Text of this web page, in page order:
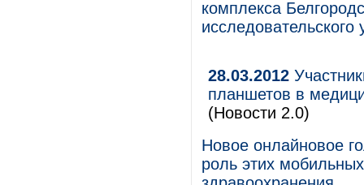
комплекса
28.03.2012
планшетов в
(Новости 2.0)
Новое онлайновое
роль этих